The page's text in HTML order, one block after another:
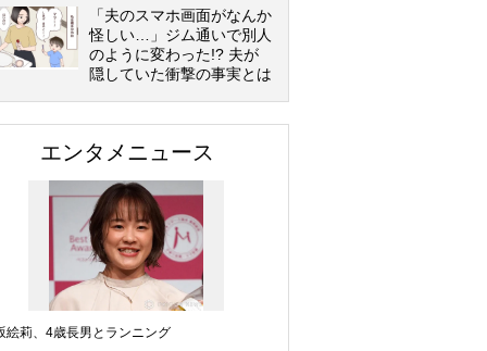
「夫のスマホ画面がなんか
怪しい…」ジム通いで別人
のように変わった!? 夫が
隠していた衝撃の事実とは
エンタメニュース
絵莉、4歳長男とランニング